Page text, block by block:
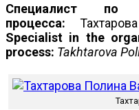
Специалист по
процесса:
Specialist in the
process: Takhtarova